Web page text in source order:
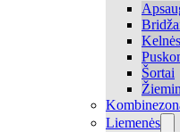
Kelnės
Šortai
Liemenės